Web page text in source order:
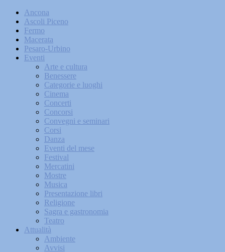
Ancona
Ascoli Piceno
Fermo
Macerata
Pesaro-Urbino
Eventi
Arte e cultura
Benessere
Categorie e luoghi
Cinema
Concerti
Concorsi
Convegni e seminari
Corsi
Danza
Eventi del mese
Festival
Mercatini
Mostre
Musica
Presentazione libri
Religione
Sagra e gastronomia
Teatro
Attualità
Ambiente
Avvisi